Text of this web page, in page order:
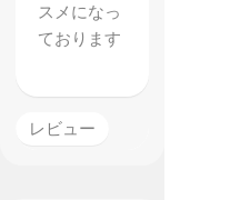
スメになっ
ております
レビュー
【世界
樹の迷
宮V】
体験版